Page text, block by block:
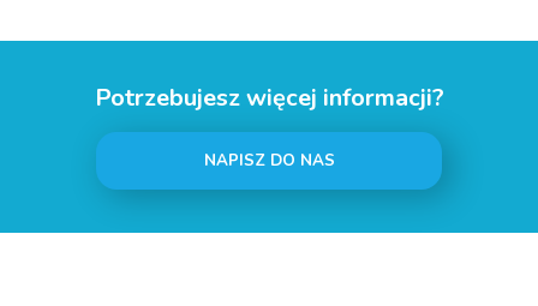
Potrzebujesz więcej informacji?
NAPISZ DO NAS